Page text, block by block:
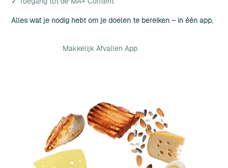
Alles wat je nodig hebt om je doelen te bereiken – in één app.
Makkelijk Afvallen App